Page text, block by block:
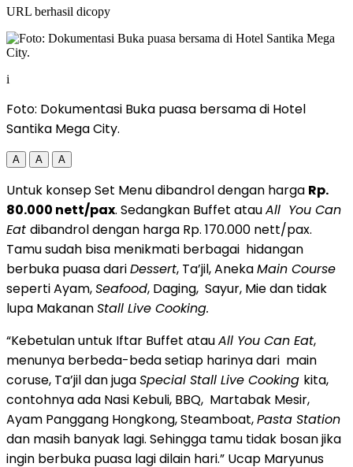
URL berhasil dicopy
i
Foto: Dokumentasi Buka puasa bersama di Hotel
Santika Mega City.
A A A
Untuk konsep Set Menu dibandrol dengan harga Rp.
80.000 nett/pax. Sedangkan Buffet atauAll You Can
Eat dibandrol dengan harga Rp. 170.000 nett/pax.
Tamu sudah bisa menikmati berbagai hidangan
berbuka puasa dariDessert, Ta’jil, AnekaMain Course
seperti Ayam,Seafood, Daging, Sayur, Mie dan tidak
lupa MakananStall Live Cooking.
“Kebetulan untuk Iftar Buffet atauAll You Can Eat,
menunya berbeda-beda setiap harinya dari main
coruse, Ta’jil dan jugaSpecial Stall Live Cooking kita,
contohnya ada Nasi Kebuli, BBQ, Martabak Mesir,
Ayam Panggang Hongkong, Steamboat,Pasta Station
dan masih banyak lagi. Sehingga tamu tidak bosan jika
ingin berbuka puasa lagi dilain hari.” Ucap Maryunus